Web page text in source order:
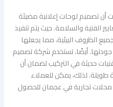
تصميم لوحات إعلانية مضيئة
الفنية والسلامة. حيث يتم تنفيذ
الظروف البيئية، مما يجعلها
جودتها. أيضًا، تستخدم شركة تصميم
حديثة في التركيب لضمان أن
طويلة. لذلك، يمكن للعملاء
تجارية في عجمان للحصول